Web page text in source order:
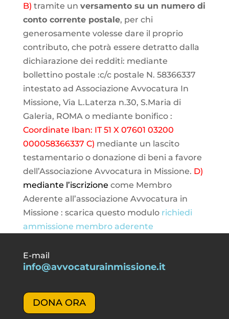
B) tramite un versamento su un numero di
conto corrente postale, per chi
generosamente volesse dare il proprio
contributo, che potrà essere detratto dalla
dichiarazione dei redditi: mediante
bollettino postale :c/c postale N. 58366337
intestato ad Associazione Avvocatura In
Missione, Via L.Laterza n.30, S.Maria di
Galeria, ROMA o mediante bonifico :
Coordinate Iban: IT 51 X 07601 03200
000058366337 C) mediante un lascito
testamentario o donazione di beni a favore
dell’Associazione Avvocatura in Missione. D)
mediante l’iscrizione come Membro
Aderente all’associazione Avvocatura in
Missione : scarica questo modulo richiedi
ammissione membro aderente
E-mail
info@avvocaturainmissione.it
DONA ORA